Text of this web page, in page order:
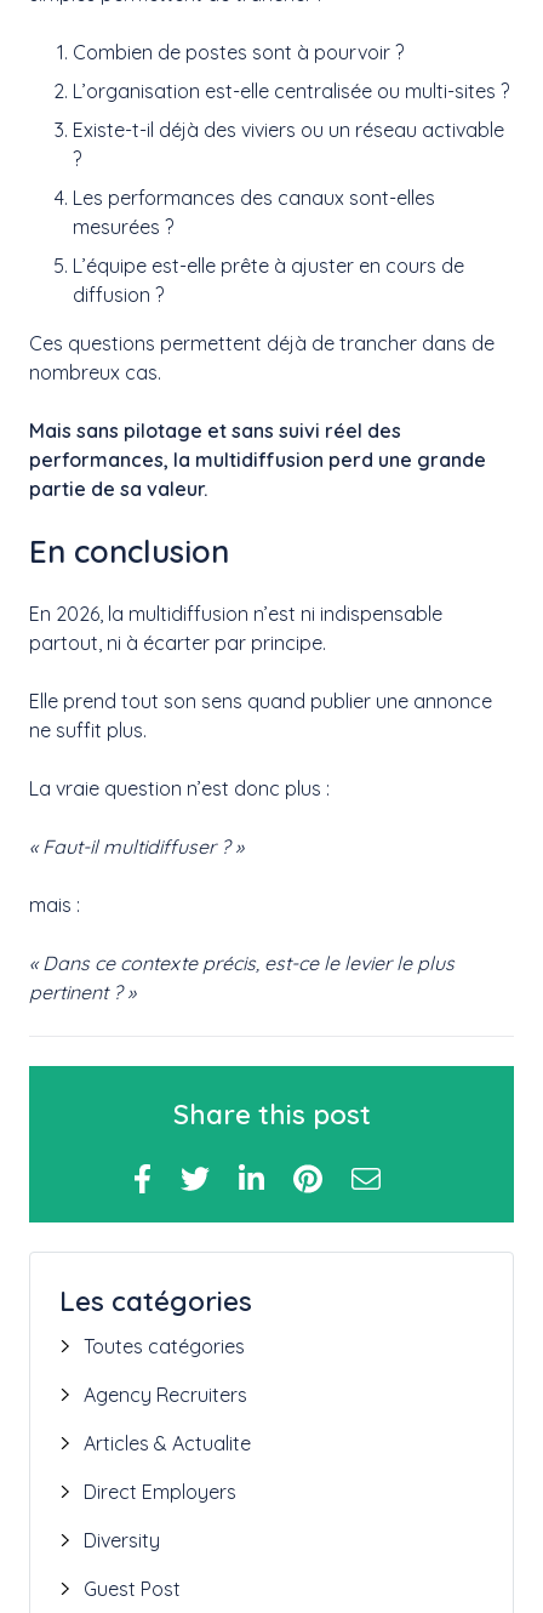
Combien de postes sont à pourvoir ?
L’organisation est-elle centralisée ou multi-sites ?
Existe-t-il déjà des viviers ou un réseau activable
?
Les performances des canaux sont-elles
mesurées ?
L’équipe est-elle prête à ajuster en cours de
diffusion ?
Ces questions permettent déjà de trancher dans de
nombreux cas.
Mais sans pilotage et sans suivi réel des
performances, la multidiffusion perd une grande
partie de sa valeur.
En conclusion
En 2026, la multidiffusion n’est ni indispensable
partout, ni à écarter par principe.
Elle prend tout son sens quand publier une annonce
ne suffit plus.
La vraie question n’est donc plus :
« Faut-il multidiffuser ? »
mais :
« Dans ce contexte précis, est-ce le levier le plus
pertinent ? »
Share this post
Les catégories
Toutes catégories
Agency Recruiters
Articles & Actualite
Direct Employers
Diversity
Guest Post